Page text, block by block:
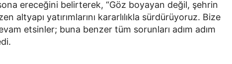
sona ereceğini belirterek, “Göz boyayan değil, şehrin
altyapı yatırımlarını kararlılıkla sürdürüyoruz. Bize
etsinler; buna benzer tüm sorunları adım adım